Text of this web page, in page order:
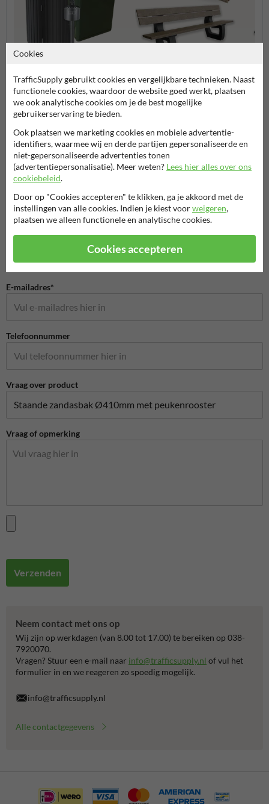
Afvalbakken Parkbanken
Stel je vraag aan StraatmeubilairKopen.nl
Bedrijfsnaam
E-mailadres*
Telefoonnummer
Vraag over product
Vraag of opmerking
Verzenden
Neem contact met ons op
Wij zijn op werkdagen (van 8.00 tot 17.00) te bereiken op 038-
7920070.
Vragen? Stuur een e-mail naar info@trafficsupply.nl of vul het
formulier in en we reageren zo spoedig mogelijk.
info@trafficsupply.nl
Alle contactgegevens
Cookies
TrafficSupply gebruikt cookies en vergelijkbare technieken. Naast
functionele cookies, waardoor de website goed werkt, plaatsen
we ook analytische cookies om je de best mogelijke
gebruikerservaring te bieden.
Ook plaatsen we marketing cookies en mobiele advertentie-
identifiers, waarmee wij en derde partijen gepersonaliseerde en
niet-gepersonaliseerde advertenties tonen
(advertentiepersonalisatie). Meer weten? Lees hier alles over ons
cookiebeleid.
Door op "Cookies accepteren" te klikken, ga je akkoord met de
instellingen van alle cookies. Indien je kiest voorweigeren,
plaatsen we alleen functionele en analytische cookies.
Cookies accepteren